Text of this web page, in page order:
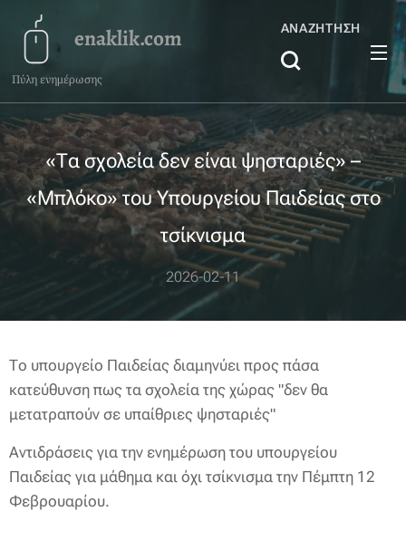
enaklik.com
Πύλη ενημέρωσης
ΑΝΑΖΉΤΗΣΗ
«Τα σχολεία δεν είναι ψησταριές» –
«Μπλόκο» του Υπουργείου Παιδείας στο
τσίκνισμα
2026-02-11
Το υπουργείο Παιδείας διαμηνύει προς πάσα
κατεύθυνση πως τα σχολεία της χώρας "δεν θα
μετατραπούν σε υπαίθριες ψησταριές"
Αντιδράσεις για την ενημέρωση του υπουργείου
Παιδείας για μάθημα και όχι τσίκνισμα την Πέμπτη 12
Φεβρουαρίου.